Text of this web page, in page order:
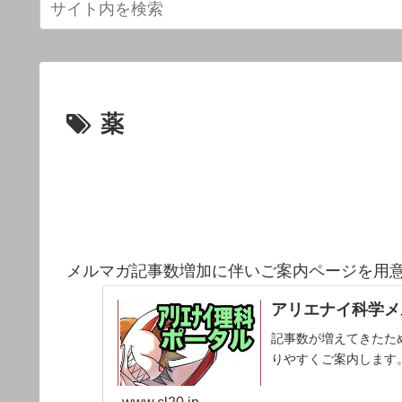
薬
メルマガ記事数増加に伴いご案内ページを用
アリエナイ科学
記事数が増えてきたた
りやすくご案内します